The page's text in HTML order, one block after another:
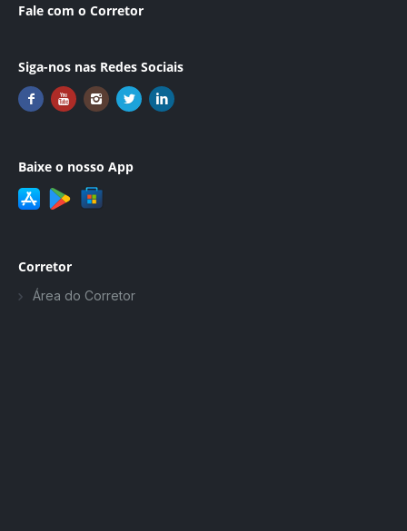
Fale com o Corretor
Siga-nos nas Redes Sociais
Baixe o nosso App
Corretor
Área do Corretor